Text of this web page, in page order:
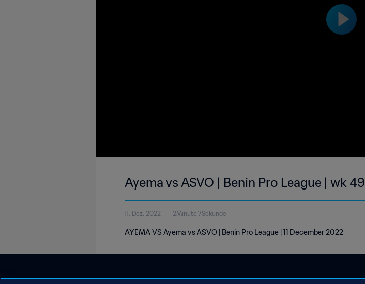
Ayema vs ASVO | Benin Pro League | wk 49
11. Dez. 2022 2Minute 7Sekunde
AYEMA VS Ayema vs ASVO | Benin Pro League | 11 December 2022